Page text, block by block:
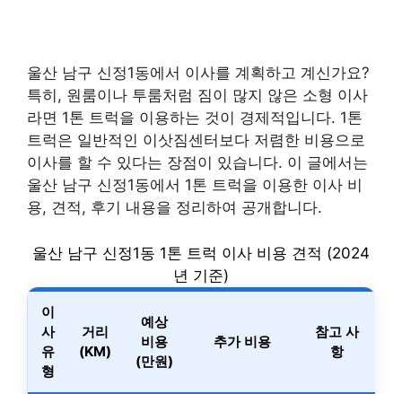
울산 남구 신정1동에서 이사를 계획하고 계신가요?
특히, 원룸이나 투룸처럼 짐이 많지 않은 소형 이사
라면 1톤 트럭을 이용하는 것이 경제적입니다. 1톤
트럭은 일반적인 이삿짐센터보다 저렴한 비용으로
이사를 할 수 있다는 장점이 있습니다. 이 글에서는
울산 남구 신정1동에서 1톤 트럭을 이용한 이사 비
용, 견적, 후기 내용을 정리하여 공개합니다.
울산 남구 신정1동 1톤 트럭 이사 비용 견적 (2024
년 기준)
이
사
유
형
거리
(KM)
예상
비용
(만원)
추가 비용
참고 사
항